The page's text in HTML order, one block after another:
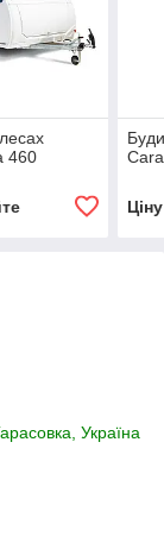
460
Україна